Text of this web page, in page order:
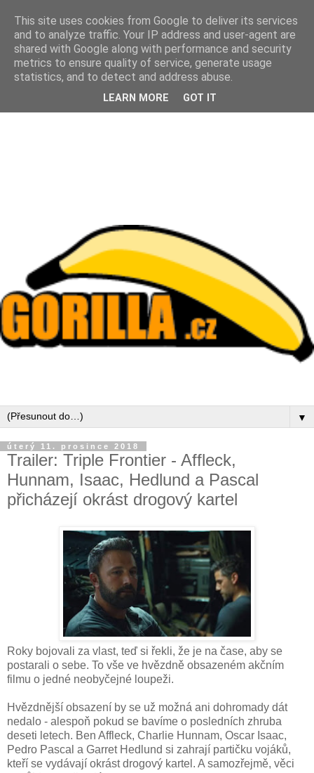
▼
úterý 11. prosince 2018
Trailer: Triple Frontier - Affleck,
Hunnam, Isaac, Hedlund a Pascal
přicházejí okrást drogový kartel
Roky bojovali za vlast, teď si řekli, že je na čase, aby se
postarali o sebe. To vše ve hvězdně obsazeném akčním
filmu o jedné neobyčejné loupeži.
Hvězdnější obsazení by se už možná ani dohromady dát
nedalo - alespoň pokud se bavíme o posledních zhruba
deseti letech. Ben Affleck, Charlie Hunnam, Oscar Isaac,
Pedro Pascal a Garret Hedlund si zahrají partičku vojáků,
kteří se vydávají okrást drogový kartel. A samozřejmě, věci
This site uses cookies from Google to deliver its services
and to analyze traffic. Your IP address and user-agent are
shared with Google along with performance and security
metrics to ensure quality of service, generate usage
statistics, and to detect and address abuse.
LEARN MORE GOT IT